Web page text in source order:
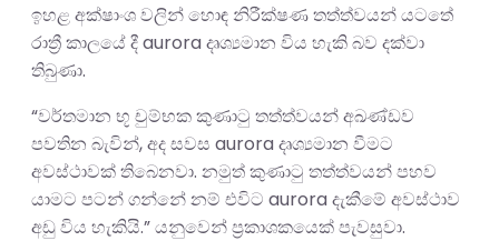
ඉහළ අක්ෂාංශ වලින් හොඳ නිරීක්ෂණ තත්ත්වයන් යටතේ
රාත්‍රී කාලයේ දී aurora දෘශ්‍යමාන විය හැකි බව දක්වා
තිබුණා.
“වර්තමාන භූ චුම්භක කුණාටු තත්ත්වයන් අඛණ්ඩව
පවතින බැවින්, අද සවස aurora දෘශ්‍යමාන වීමට
අවස්ථාවක් තිබෙනවා. නමුත් කුණාටු තත්ත්වයන් පහව
යාමට පටන් ගන්නේ නම් එවිට aurora දැකීමේ අවස්ථාව
අඩු විය හැකියි.” යනුවෙන් ප්‍රකාශකයෙක් පැවසුවා.